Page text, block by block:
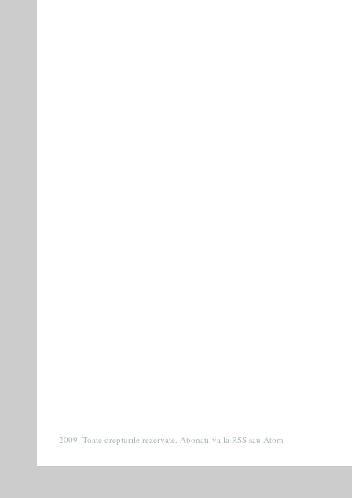
2009. Toate drepturile rezervate. Abonati-va la RSS sau Atom